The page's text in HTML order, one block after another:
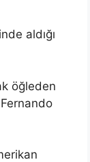
aldığı
öğleden